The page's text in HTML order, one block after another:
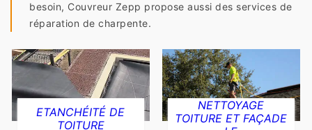
besoin, Couvreur Zepp propose aussi des services de
réparation de charpente.
ETANCHÉITÉ DE
TOITURE
NETTOYAGE
TOITURE ET FAÇADE